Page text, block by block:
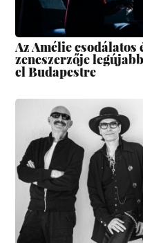
Az Amélie csodálatos
zeneszerzője
el Budapestre